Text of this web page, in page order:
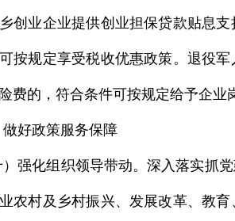
创业企业提供创业担保贷款贴息
按规定享受税收优惠政策。 退役军
费的，符合条件可按规定给予企业
做好政策服务保障
）强化组织领导带动。深入落实抓
农村及乡村振兴、发展改革、教